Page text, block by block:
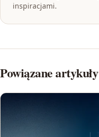
inspiracjami.
Powiązane artykuły